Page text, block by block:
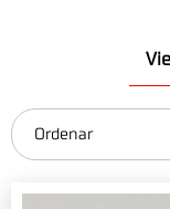
Ordenar